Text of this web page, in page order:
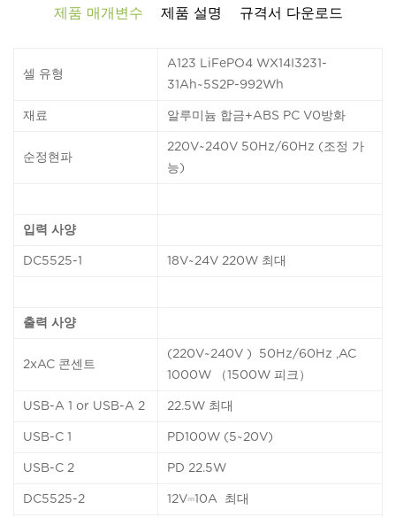
제품 매개변수 제품 설명 규격서 다운로드
셀 유형
A123 LiFePO4 WX14I3231-
31Ah~5S2P-992Wh
재료 알루미늄 합금+ABS PC V0방화
순정현파
220V~240V 50Hz/60Hz (조정 가
능)
입력 사양
DC5525-1 18V~24V 220W 최대
출력 사양
2xAC 콘센트
(220V~240V ) 50Hz/60Hz ,AC
1000W （1500W 피크）
USB-A 1 or USB-A 2 22.5W 최대
USB-C 1 PD100W (5~20V)
USB-C 2 PD 22.5W
DC5525-2 12V⎓10A 최대